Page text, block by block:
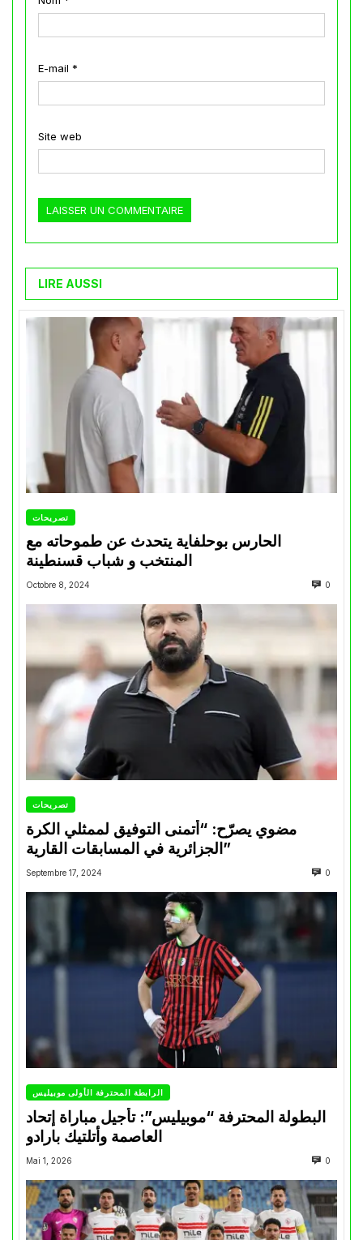
E-mail *
Site web
LIRE AUSSI
تصريحات
الحارس بوحلفاية يتحدث عن طموحاته مع
المنتخب و شباب قسنطينة
Octobre 8, 2024 0
تصريحات
مضوي يصرّح: “أتمنى التوفيق لممثلي الكرة
الجزائرية في المسابقات القارية”
Septembre 17, 2024 0
الرابطة المحترفة الأولى موبيليس
البطولة المحترفة “موبيليس”: تأجيل مباراة إتحاد
العاصمة وأتلتيك بارادو
Mai 1, 2026 0